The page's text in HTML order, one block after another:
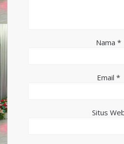
Nama *
Email *
Situs